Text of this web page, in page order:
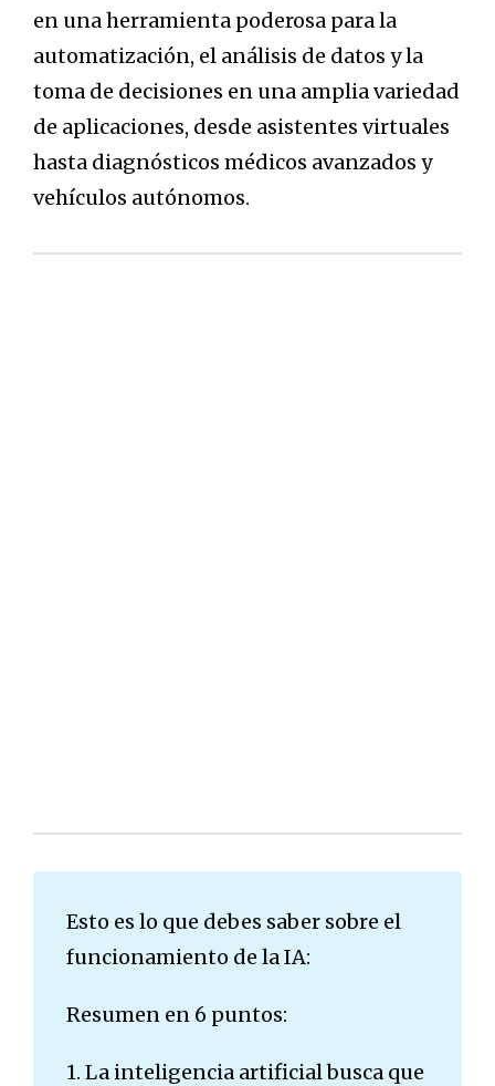
en una herramienta poderosa para la
automatización, el análisis de datos y la
toma de decisiones en una amplia variedad
de aplicaciones, desde asistentes virtuales
hasta diagnósticos médicos avanzados y
vehículos autónomos.
Esto es lo que debes saber sobre el
funcionamiento de la IA:
Resumen en 6 puntos:
1. La inteligencia artificial busca que